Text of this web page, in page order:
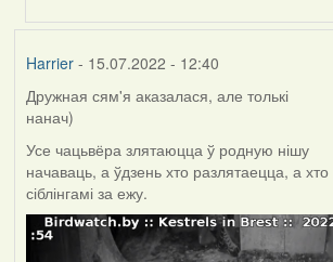
Harrier- 15.07.2022 - 12:40
Дружная сям'я аказалася, але толькі
нанач)
Усе чацьвёра злятаюцца ў родную нішу
начаваць, а ўдзень хто разлятаецца, а хто
сіблінгамі за ежу.